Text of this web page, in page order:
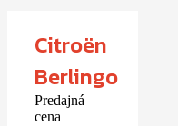
Citroën
Berlingo
Predajná
cena